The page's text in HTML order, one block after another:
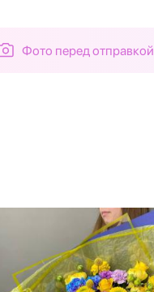
Фото перед отправкой